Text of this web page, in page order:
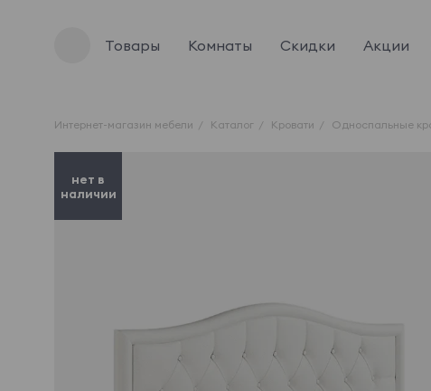
Товары Комнаты Скидки Акции
Интернет-магазин мебели Каталог Кровати Односпальные
нет в
наличии